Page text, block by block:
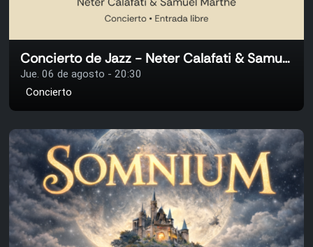
Concierto de Jazz - Neter Calafati & Samuel Marthe
Jue. 06 de agosto - 20:30
Concierto